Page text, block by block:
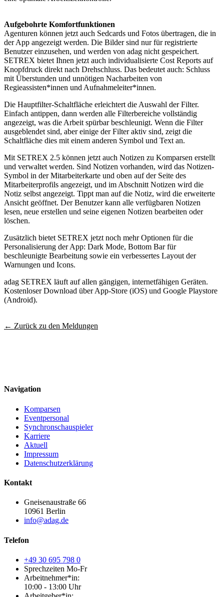
Aufgebohrte Komfortfunktionen
Agenturen können jetzt auch Sedcards und Fotos übertragen, die in
der App angezeigt werden. Die Bilder sind nur für registrierte
Benutzer einzusehen, und werden von adag nicht gespeichert.
SETREX bietet Ihnen jetzt auch individualisierte Cost Reports auf
Knopfdruck direkt nach Drehschluss. Das bedeutet auch: Schluss
mit Überstunden und unnötigen Nacharbeiten von
Regieassisten*innen und Aufnahmeleiter*innen.
Die Hauptfilter-Schaltfläche erleichtert die Auswahl der Filter.
Einfach antippen, dann werden alle Filterbereiche vollständig
angezeigt, was die Arbeit spürbar beschleunigt. Wenn die Filter
ausgeblendet sind, aber einige der Filter aktiv sind, zeigt die
Schaltfläche dies mit einem anderen Symbol und Text an.
Mit SETREX 2.5 können jetzt auch Notizen zu Komparsen erstellt
und verwaltet werden. Sind Notizen vorhanden, wird das Notizen-
Symbol in der Mitarbeiterkarte und oben auf der Seite des
Mitarbeiterprofils angezeigt, und im Abschnitt Notizen wird die
Notiz selbst angezeigt. Tippt man auf die Notiz, wird die erweiterte
Ansicht geöffnet. Der Benutzer kann alle verfügbaren Notizen
lesen, neue erstellen und seine eigenen Notizen bearbeiten oder
löschen.
Zusätzlich bietet SETREX jetzt noch mehr Optionen für die
Personalisierung der App: Dark Mode, Bottom Bar für
beschleunigte Bearbeitung sowie ein verbessertes Layout der
Warnungen und Icons.
adag SETREX läuft auf allen gängigen, internetfähigen Geräten.
Kostenloser Download über App-Store (iOS) und Google Playstore
(Android).
← Zurück zu den Meldungen
Navigation
Komparsen
Eventpersonal
Synchronschauspieler
Karriere
Aktuell
Impressum
Datenschutzerklärung
Kontakt
Gneisenaustraße 66
10961 Berlin
info@adag.de
Telefon
+49 30 695 798 0
Sprechzeiten Mo-Fr
Arbeitnehmer*in:
10:00 - 13:00 Uhr